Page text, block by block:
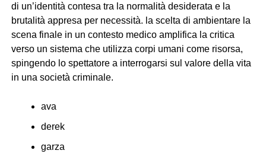
di un’identità contesa tra la normalità desiderata e la
brutalità appresa per necessità. la scelta di ambientare la
scena finale in un contesto medico amplifica la critica
verso un sistema che utilizza corpi umani come risorsa,
spingendo lo spettatore a interrogarsi sul valore della vita
in una società criminale.
ava
derek
garza